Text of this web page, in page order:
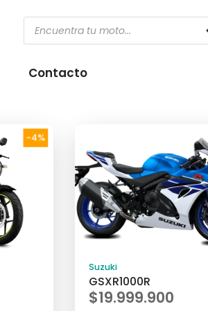
Products
search
Contacto
-4%
Suzuki
GSXR1000R
$19.999.900